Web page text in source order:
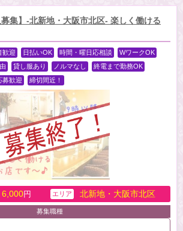
募集】-北新地・大阪市北区- 楽しく働ける
歓迎 日払いOK 時間・曜日応相談
WワークOK
貸し服あり ノルマなし
終電まで勤務OK
募歓迎 締切間近！
6,000円 エリア 北新地・大阪市北区
募集職種